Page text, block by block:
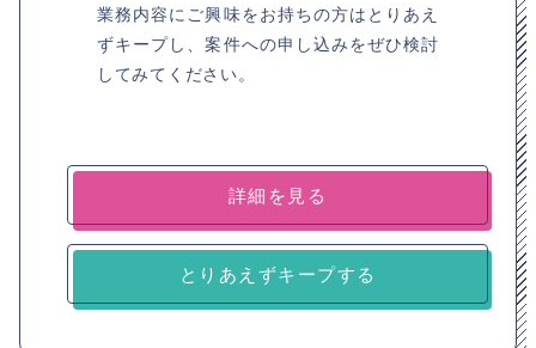
業務内容にご興味をお持ちの方はとりあえ
ずキープし、案件への申し込みをぜひ検討
してみてください。
詳細を見る
とりあえずキープする